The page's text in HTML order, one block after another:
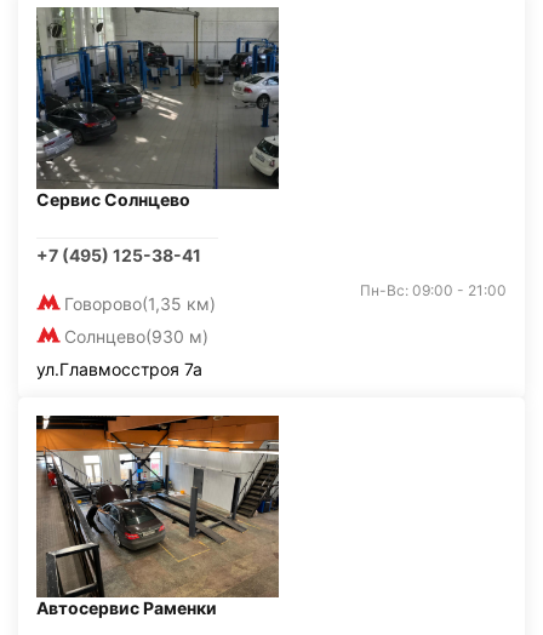
Сервис Солнцево
+7 (495) 125-38-41
Говорово(1,35 км)
Солнцево(930 м)
Пн-Вс: 09:00 - 21:00
ул.Главмосстроя 7а
Автосервис Раменки